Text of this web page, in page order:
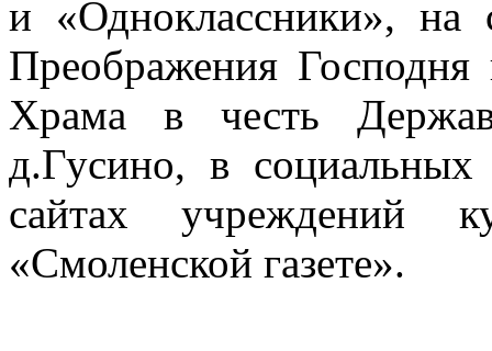
и «Одноклассники», на
Преображения
Храма в честь
д.Гусино, в социальных
сайтах учреждений
«Смоленской газете».